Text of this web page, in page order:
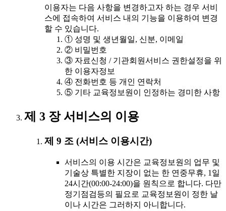
이용자는 다음 사항을 변경하고자 하는 경우 서비
스에 접속하여 서비스 내의 기능을 이용하여 변경
할 수 있습니다.
① 성명 및 생년월일, 신분, 이메일
② 비밀번호
③ 자료신청 / 기관회원서비스 권한설정을 위
한 이용자정보
④ 전화번호 등 개인 연락처
⑤ 기타 교육정보원이 인정하는 경미한 사항
제 3 장 서비스의 이용
제 9 조 (서비스 이용시간)
서비스의 이용 시간은 교육정보원의 업무 및
기술상 특별한 지장이 없는 한 연중무휴, 1일
24시간(00:00-24:00)을 원칙으로 합니다. 다만
정기점검등의 필요로 교육정보원이 정한 날
이나 시간은 그러하지 아니합니다.